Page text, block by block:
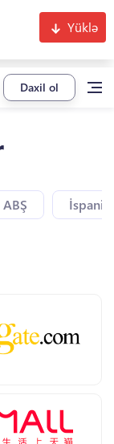
Yüklə
Daxil ol
ABŞ